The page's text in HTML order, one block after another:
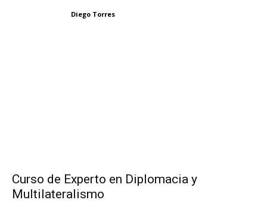
Diego Torres
Curso de Experto en Diplomacia y
Multilateralismo